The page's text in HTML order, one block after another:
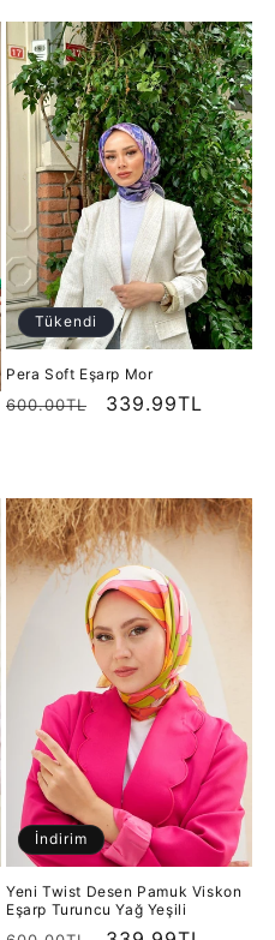
fiyat
fiyat
Tükendi
Pera Soft Eşarp Mor
Normal
600.00TL
İndirimli
339.99TL
İndirim
Yeni Twist Desen Pamuk Viskon
Eşarp Turuncu Yağ Yeşili